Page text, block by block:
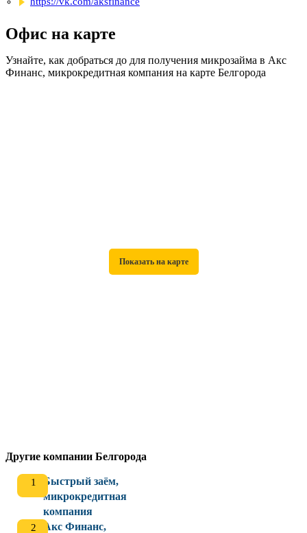
Офис на карте
Узнайте, как добраться до для получения микрозайма в Акс
Финанс, микрокредитная компания на карте Белгорода
Другие компании Белгорода
Быстрый заём,
микрокредитная
компания
Акс Финанс,